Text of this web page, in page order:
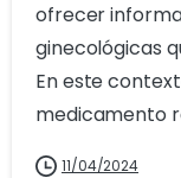
ofrecer
ginecológicas
En este
medicamento
11/04/2024